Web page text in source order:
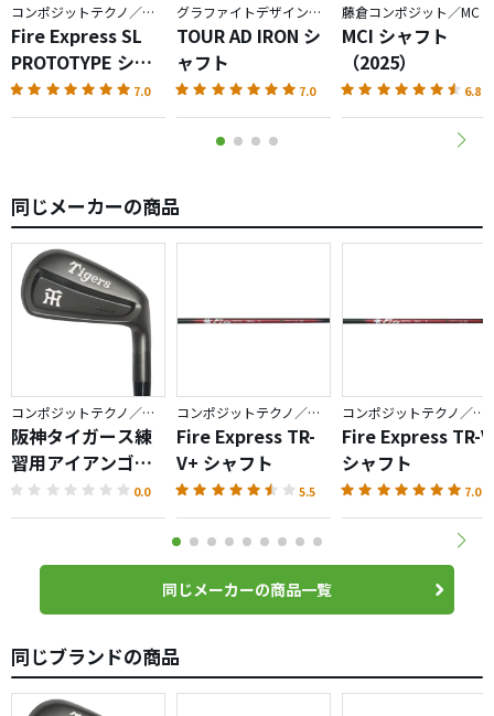
コンポジットテクノ／ファイアーエクスプレス
Fire Express SL
PROTOTYPE シャ
フト
7.0
グラファイトデザイン／TOUR AD
TOUR AD IRON シ
ャフト
7.0
藤倉コンポジット／MC
MCI シャフト
（2025）
6.8
同じメーカーの商品
コンポジットテクノ／ファイアーエクスプレス
阪神タイガース練
習用アイアンゴル
フクラブ
0.0
コンポジットテクノ／ファイアーエクスプレス
Fire Express TR-
V+ シャフト
5.5
コンポジットテクノ／ファイアーエクスプレス
Fire Express TR-V
シャフト
7.0
同じメーカーの商品一覧
同じブランドの商品